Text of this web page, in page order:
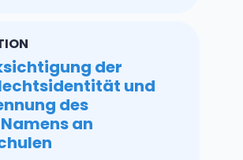
der
und
des
an